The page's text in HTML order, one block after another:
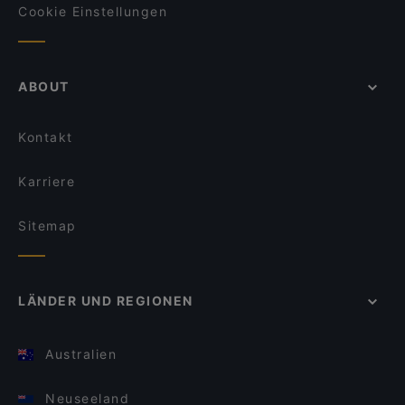
Cookie Einstellungen
ABOUT
Kontakt
Karriere
Sitemap
LÄNDER UND REGIONEN
Australien
Neuseeland